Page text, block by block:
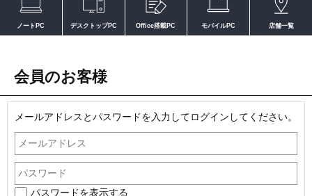
ノートPC デスクトップPC Office搭載PC モバイルPC 店舗一覧
会員のお客様
メールアドレスとパスワードを入力してログインしてください。
パスワードを表示する